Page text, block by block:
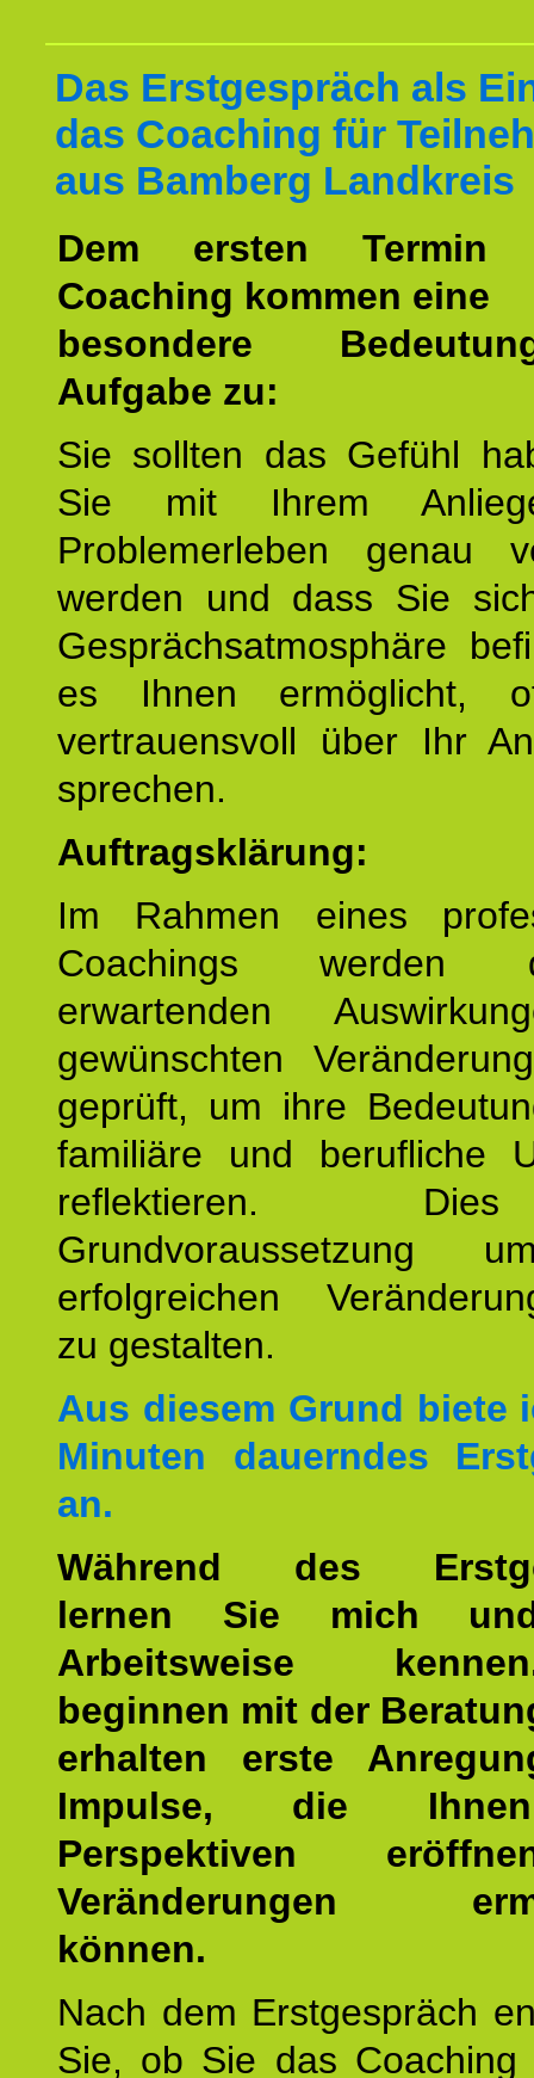
Das Erstgespräch als
das Coaching für
aus Bamberg Landkreis
Dem ersten
Coaching kommen eine
besondere
Aufgabe zu:
Sie sollten das Gefühl
Sie mit Ihrem
Problemerleben genau
werden und dass Sie
Gesprächsatmosphäre
es Ihnen ermöglicht,
vertrauensvoll über Ihr
sprechen.
Auftragsklärung:
Im Rahmen eines
Coachings
erwartenden
gewünschten
geprüft, um ihre
familiäre und berufliche
reflektieren.
Grundvoraussetzung
erfolgreichen
zu gestalten.
Aus diesem Grund biete
Minuten dauerndes
an.
Während des
lernen Sie mich
Arbeitsweise
beginnen mit der
erhalten erste
Impulse, die
Perspektiven
Veränderungen
können.
Nach dem Erstgespräch
Sie, ob Sie das Coaching